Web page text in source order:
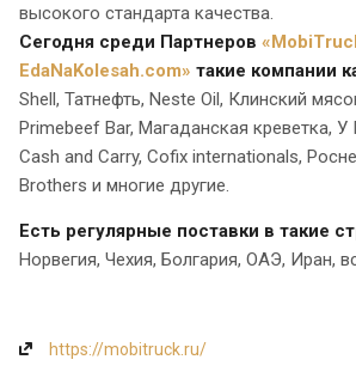
высокого стандарта качества.
Сегодня среди Партнеров
EdaNaKolesah.com» такие компании
Shell, Татнефть, Neste Oil, Клинский
Primebeef Bar, Магаданская креветка, У
Cash and Carry, Cofix internationals,
Brothers и многие другие.
Есть регулярные поставки в такие
Норвегия, Чехия, Болгария, ОАЭ, Иран,
https://mobitruck.ru/